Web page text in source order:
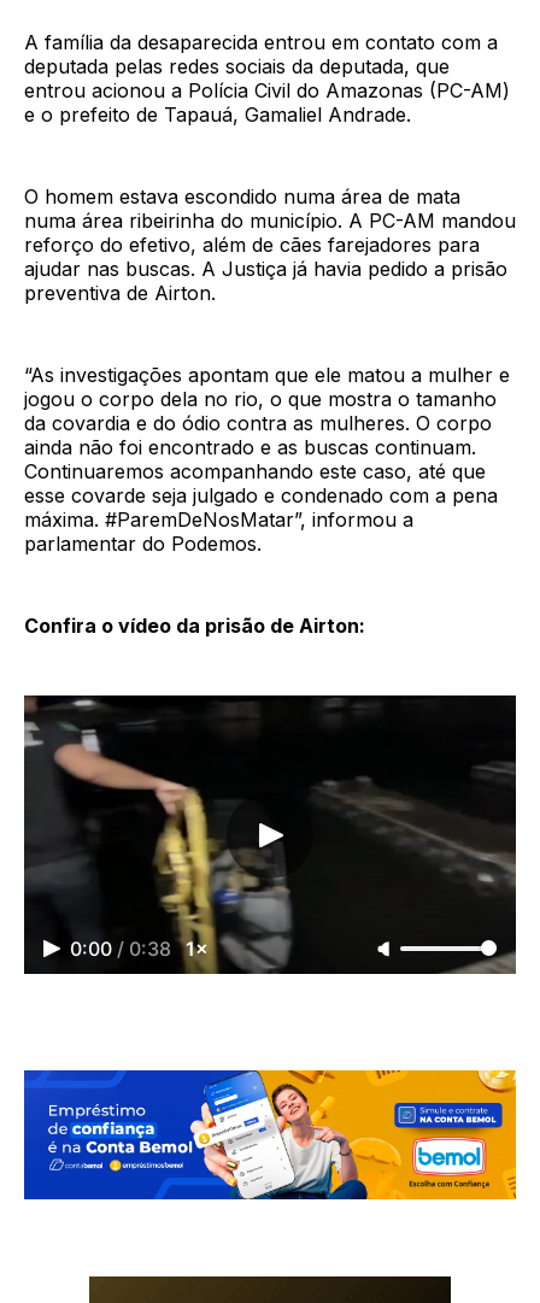
A família da desaparecida entrou em contato com a
deputada pelas redes sociais da deputada, que
entrou acionou a Polícia Civil do Amazonas (PC-AM)
e o prefeito de Tapauá, Gamaliel Andrade.
O homem estava escondido numa área de mata
numa área ribeirinha do município. A PC-AM mandou
reforço do efetivo, além de cães farejadores para
ajudar nas buscas. A Justiça já havia pedido a prisão
preventiva de Airton.
“As investigações apontam que ele matou a mulher e
jogou o corpo dela no rio, o que mostra o tamanho
da covardia e do ódio contra as mulheres. O corpo
ainda não foi encontrado e as buscas continuam.
Continuaremos acompanhando este caso, até que
esse covarde seja julgado e condenado com a pena
máxima. #ParemDeNosMatar”, informou a
parlamentar do Podemos.
Confira o vídeo da prisão de Airton:
0:00 / 0:38 1×